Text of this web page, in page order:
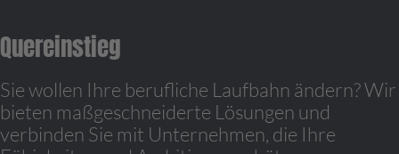
Quereinstieg
Sie wollen Ihre berufliche Laufbahn ändern? Wir
bieten maßgeschneiderte Lösungen und
verbinden Sie mit Unternehmen, die Ihre